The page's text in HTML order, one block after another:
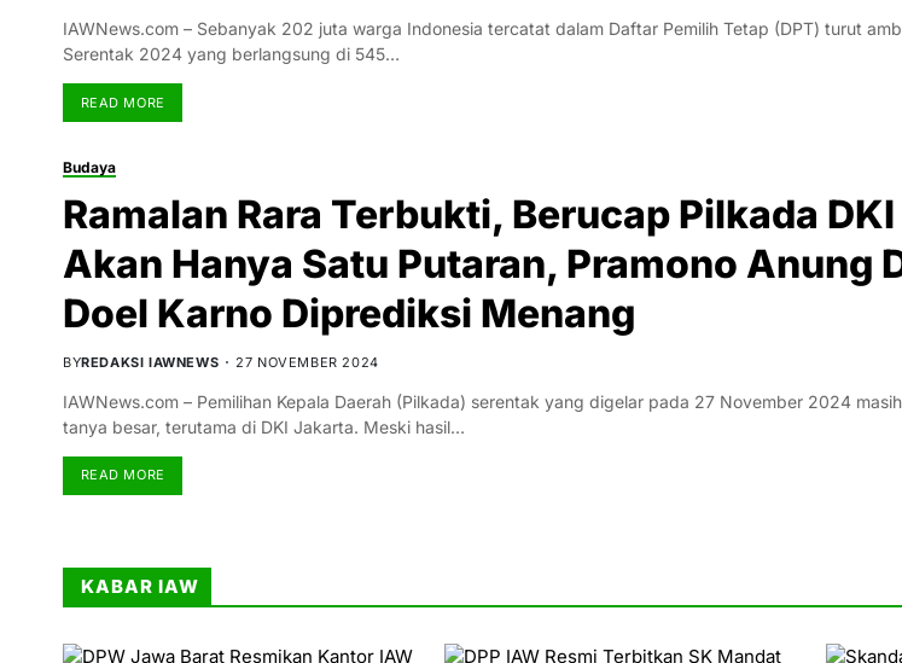
IAWNews.com – Sebanyak 202 juta warga Indonesia tercatat dalam Daftar Pemilih Tetap (DPT) turut
Serentak 2024 yang berlangsung di 545…
READ MORE
Budaya
Ramalan Rara Terbukti, Berucap Pilkada
Akan Hanya Satu Putaran, Pramono Anung
Doel Karno Diprediksi Menang
BYREDAKSI IAWNEWS 27 NOVEMBER 2024
IAWNews.com – Pemilihan Kepala Daerah (Pilkada) serentak yang digelar pada 27 November 2024
tanya besar, terutama di DKI Jakarta. Meski hasil…
READ MORE
KABAR IAW